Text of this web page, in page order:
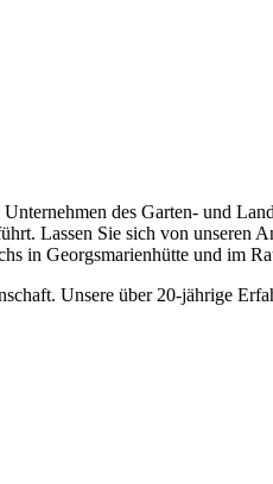
des Garten- und
Lassen Sie sich von unseren
in Georgsmarienhütte und im
Unsere über 20-jährige